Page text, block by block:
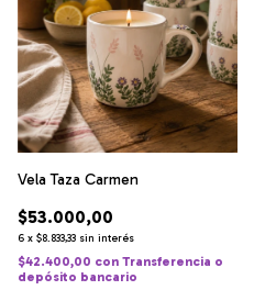
Vela Taza Carmen
$53.000,00
6 x $8.833,33 sin interés
$42.400,00 con Transferencia o
depósito bancario